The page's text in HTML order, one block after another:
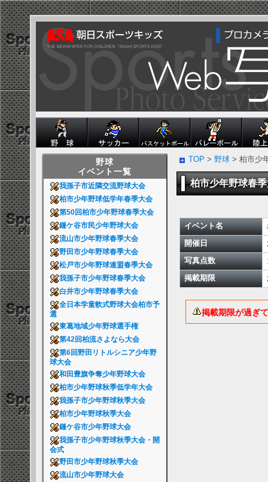
野球
イベント一覧
我孫子市近隣交流野球大会
柏市少年野球低学年春季大会
第50回柏市少年野球春季大会
鎌ケ谷市民少年野球大会
流山市少年野球春季大会
野田市少年野球春季大会
松戸市少年野球連盟春季大会
我孫子市少年野球春季大会
白井市少年野球春季大会
全日本学童軟式野球大会柏市予
選
東葛地域少年野球選手権
第42回柏流さよなら大会
第6回野田リトルシニア少年野
球大会
和田豊旗争奪少年野球大会
柏市少年野球秋季低学年大会
我孫子市少年野球秋季大会
柏市少年野球秋季大会
鎌ケ谷市少年野球大会
我孫子市少年野球秋季大会・開
会式
野田市少年野球秋季大会
流山市少年野球大会
TOP > 野球> 柏市少
柏市少年野球春
イベント名
開催日
写真点数
掲載期限
掲載期限が過ぎ